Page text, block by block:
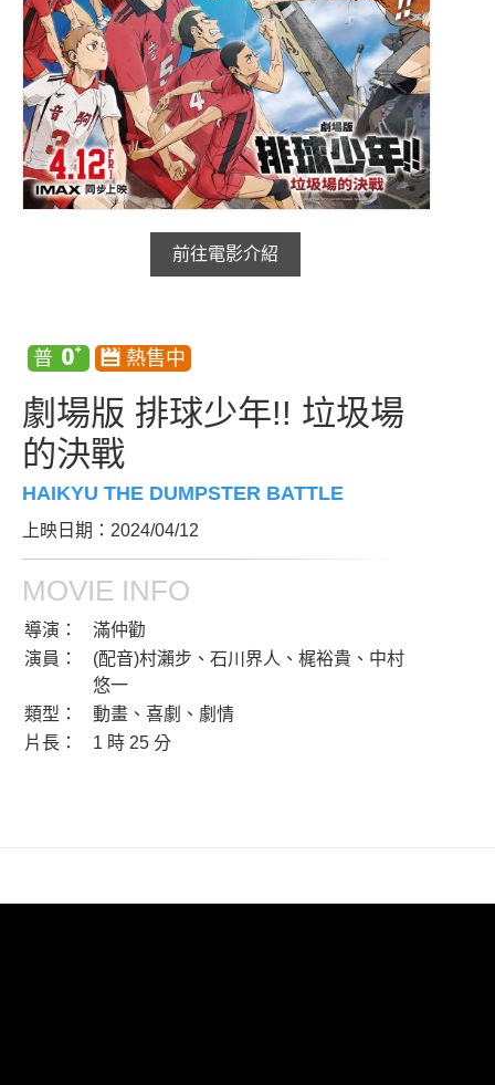
前往電影介紹
劇場版 排球少年!! 垃圾場
的決戰
HAIKYU THE DUMPSTER BATTLE
上映日期：2024/04/12
MOVIE INFO
導演：
滿仲勸
演員：
(配音)村瀨步、石川界人、梶裕貴、中村
悠一
類型：
動畫、喜劇、劇情
片長：
1 時 25 分
影城活動
中獎名單
合作夥伴
商家介紹
加入iShow
會員Q&A